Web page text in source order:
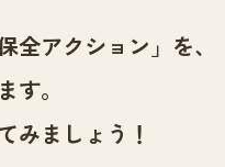
全アクション」を、
す。
みましょう！